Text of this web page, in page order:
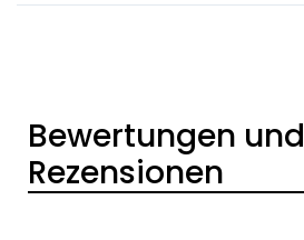
Bewertungen und
Rezensionen